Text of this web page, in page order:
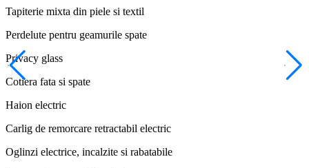
Tapiterie mixta din piele si textil
Perdelute pentru geamurile spate
Privacy glass
Cotiera fata si spate
Haion electric
Carlig de remorcare retractabil electric
Oglinzi electrice, incalzite si rabatabile